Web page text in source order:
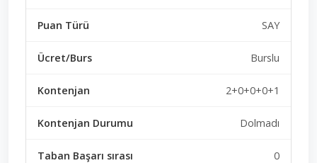
SAY
Burslu
2+0+0+0+1
Dolmadı
0